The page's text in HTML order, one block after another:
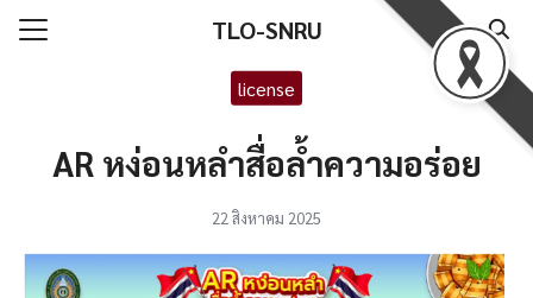
Skip
TLO-SNRU
อนไลน์
license
AR หง่อนหลําสื่อล้ำความอร่อย
22 สิงหาคม 2025